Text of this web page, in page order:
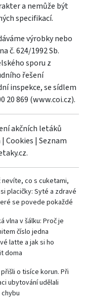
a nemůže být
specifikací.
výrobky nebo
č. 624/1992 Sb.
sporu z
řešení
inspekce, se sídlem
20 869 (www.coi.cz).
akčních letáků
| Cookies | Seznam
nevíte, co s cuketami,
placičky: Syté a zdravé
se povede pokaždé
vlna v šálku: Proč je
číslo jedna
latte a jak si ho
doma
o tisíce korun. Při
ubytování udělali